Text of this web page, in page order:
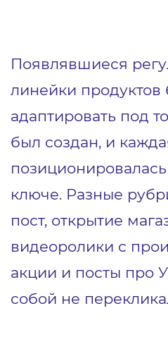
Появлявшиеся
линейки продуктов
адаптировать под
был создан, и
ключе. Разные
пост, открытие
видеоролики с
акции и посты про
собой не